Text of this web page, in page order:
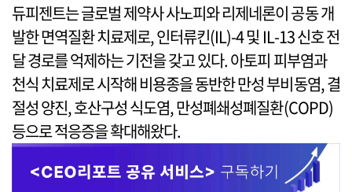
듀피젠트는 글로벌 제약사 사노피와 리제네론이 공동 개
발한 면역질환 치료제로, 인터류킨(IL)-4 및 IL-13 신호 전
달 경로를 억제하는 기전을 갖고 있다. 아토피 피부염과
천식 치료제로 시작해 비용종을 동반한 만성 부비동염, 결
절성 양진, 호산구성 식도염, 만성폐쇄성폐질환(COPD)
등으로 적응증을 확대해왔다.